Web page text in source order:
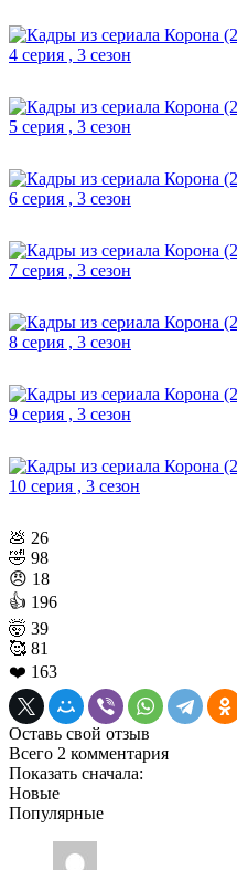
4 серия , 3 сезон
5 серия , 3 сезон
6 серия , 3 сезон
7 серия , 3 сезон
8 серия , 3 сезон
9 серия , 3 сезон
10 серия , 3 сезон
💩 26
🤣 98
😠 18
👍 196
🤯 39
🥰 81
❤️ 163
Оставь свой отзыв
Всего 2 комментария
Показать сначала:
Новые
Популярные